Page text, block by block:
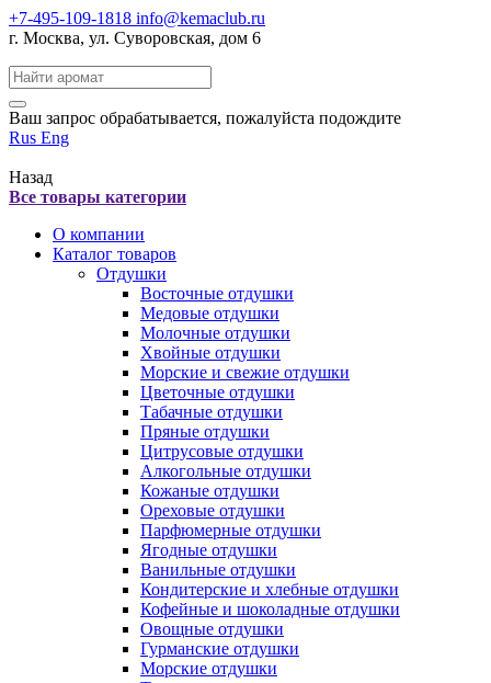
+7-495-109-1818 info@kemaclub.ru
г. Москва, ул. Суворовская, дом 6
Поиск:
Ваш запрос обрабатывается, пожалуйста подождите
Rus Eng
Назад
Все товары категории
О компании
Каталог товаров
Отдушки
Восточные отдушки
Медовые отдушки
Молочные отдушки
Хвойные отдушки
Морские и свежие отдушки
Цветочные отдушки
Табачные отдушки
Пряные отдушки
Цитрусовые отдушки
Алкогольные отдушки
Кожаные отдушки
Ореховые отдушки
Парфюмерные отдушки
Ягодные отдушки
Ванильные отдушки
Кондитерские и хлебные отдушки
Кофейные и шоколадные отдушки
Овощные отдушки
Гурманские отдушки
Морские отдушки